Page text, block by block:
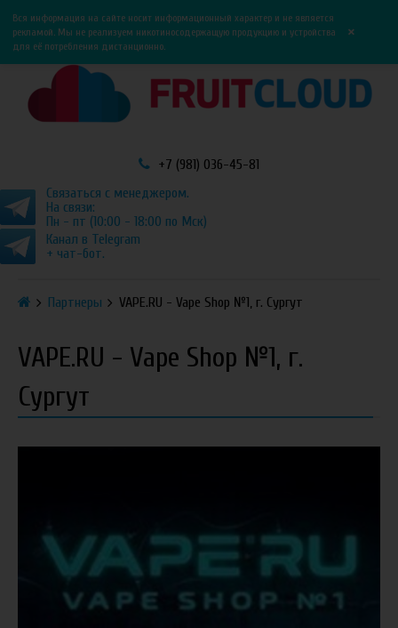
0
Вся информация на сайте носит информационный характер и не является
рекламой. Мы не реализуем никотиносодержащую продукцию и устройства
для её потребления дистанционно.
×
+7 (981) 036-45-81
Связаться с менеджером.
На связи:
Пн - пт (10:00 - 18:00 по Мск)
Канал в Telegram
+ чат-бот.
Партнеры VAPE.RU - Vape Shop №1, г. Сургут
VAPE.RU - Vape Shop №1, г.
Сургут